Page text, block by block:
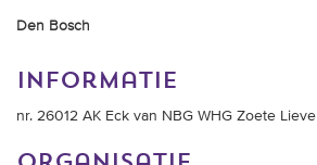
trainingen
Zoek een vereniging
Den Bosch
informatie
nr. 26012 AK Eck van NBG WHG Zoete Lieve